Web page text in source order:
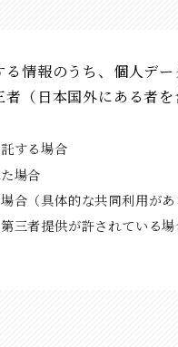
情報のうち、個人デ
（日本国外にある者
する場合
場合
合（具体的な共同利用が
三者提供が許されている場